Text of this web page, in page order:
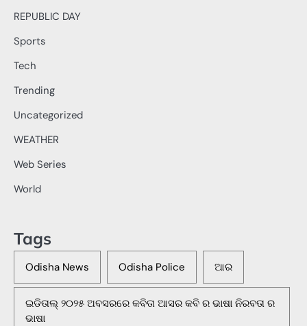
REPUBLIC DAY
Sports
Tech
Trending
Uncategorized
WEATHER
Web Series
World
Tags
Odisha News Odisha Police ଆର
ଇଡିତାଲ୍ ୨୦୨୫ ଅବସରରେ କବିତା ଆସର କବି ର ଭାଷା ନିରବତା ର
ଭାଷା